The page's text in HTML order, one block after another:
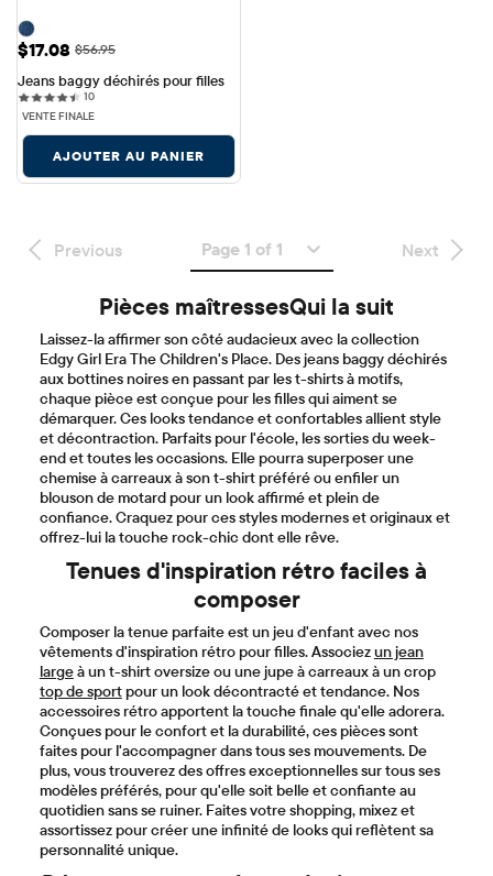
Prix ​​de vente: $17.08
$17.08 Prix ​​d'origine: $56.95
$56.95
Jeans baggy déchirés pour filles
1010 reviews
VENTE FINALE
AJOUTER AU PANIER
Previous Page 1 of 1 Next
Pièces maîtressesQui la suit
Laissez-la affirmer son côté audacieux avec la collection
Edgy Girl Era The Children's Place. Des jeans baggy déchirés
aux bottines noires en passant par les t-shirts à motifs,
chaque pièce est conçue pour les filles qui aiment se
démarquer. Ces looks tendance et confortables allient style
et décontraction. Parfaits pour l'école, les sorties du week-
end et toutes les occasions. Elle pourra superposer une
chemise à carreaux à son t-shirt préféré ou enfiler un
blouson de motard pour un look affirmé et plein de
confiance. Craquez pour ces styles modernes et originaux et
offrez-lui la touche rock-chic dont elle rêve.
Tenues d'inspiration rétro faciles à
composer
Composer la tenue parfaite est un jeu d'enfant avec nos
vêtements d'inspiration rétro pour filles. Associezun jean
largeà un t-shirt oversize ou une jupe à carreaux à un crop
top de sportpour un look décontracté et tendance. Nos
accessoires rétro apportent la touche finale qu'elle adorera.
Conçues pour le confort et la durabilité, ces pièces sont
faites pour l'accompagner dans tous ses mouvements. De
plus, vous trouverez des offres exceptionnelles sur tous ses
modèles préférés, pour qu'elle soit belle et confiante au
quotidien sans se ruiner. Faites votre shopping, mixez et
assortissez pour créer une infinité de looks qui reflètent sa
personnalité unique.